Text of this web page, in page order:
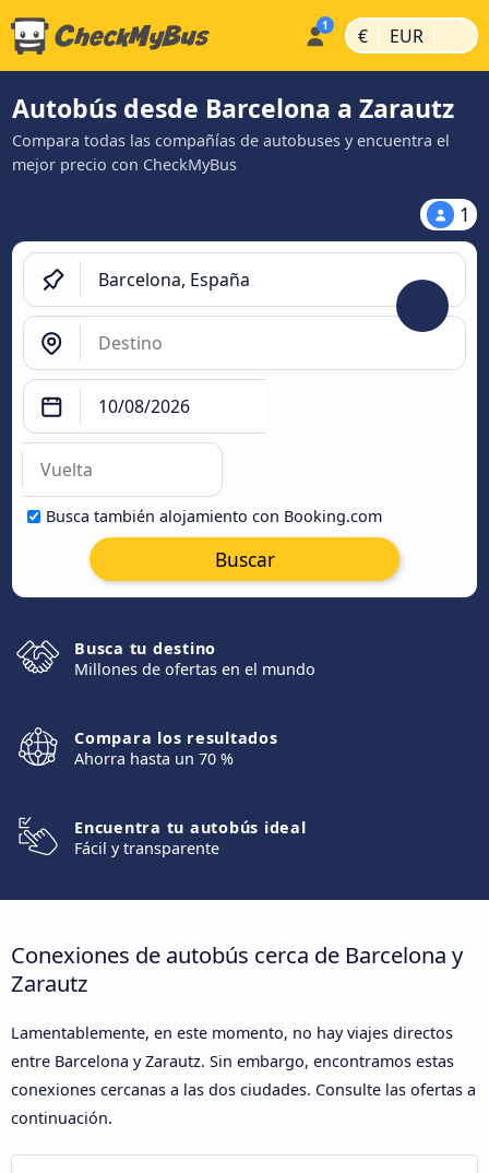
€ | EUR |
Autobús desde Barcelona a Zarautz
Compara todas las compañías de autobuses y encuentra el
mejor precio con CheckMyBus
1
Busca también alojamiento con Booking.com
Buscar
Busca tu destino
Millones de ofertas en el mundo
Compara los resultados
Ahorra hasta un 70 %
Encuentra tu autobús ideal
Fácil y transparente
Conexiones de autobús cerca de Barcelona y
Zarautz
Lamentablemente, en este momento, no hay viajes directos
entre Barcelona y Zarautz. Sin embargo, encontramos estas
conexiones cercanas a las dos ciudades. Consulte las ofertas a
continuación.